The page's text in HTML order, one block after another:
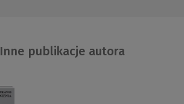
Inne publikacje autora